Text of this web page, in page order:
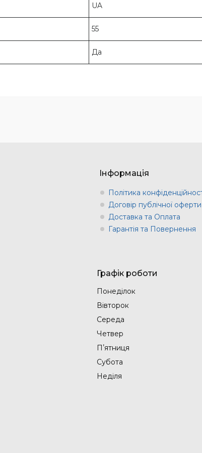
UA
55
Да
Інформація
Політика
Договір публічної оферти
Доставка та Оплата
Гарантія та Повернення
Графік роботи
Понеділок
Вівторок
Середа
Четвер
Пʼятниця
Субота
Неділя